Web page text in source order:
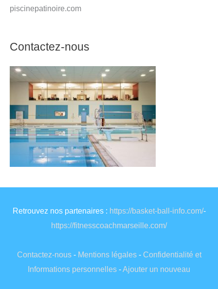
piscinepatinoire.com
Contactez-nous
Retrouvez nos partenaires : https://basket-ball-info.com/-
https://fitnesscoachmarseille.com/
Contactez-nous- Mentions légales- Confidentialité et
Informations personnelles -Ajouter un nouveau